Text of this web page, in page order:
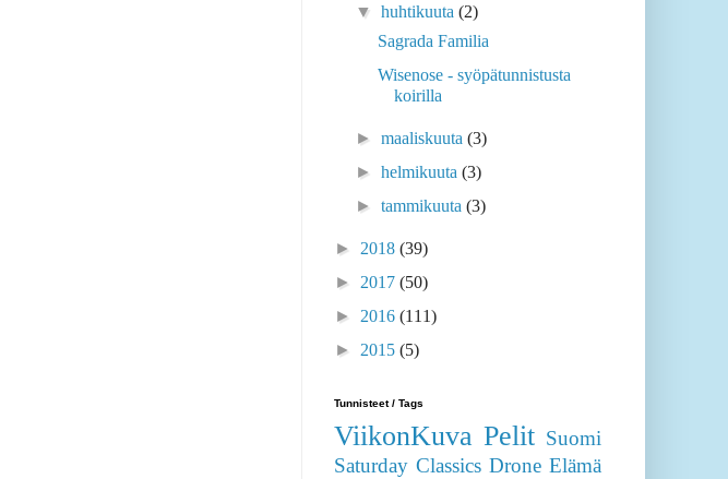
▼huhtikuuta(2)
Sagrada Familia
Wisenose - syöpätunnistusta
koirilla
►maaliskuuta(3)
►helmikuuta(3)
►tammikuuta(3)
► 2018 (39)
► 2017 (50)
► 2016 (111)
► 2015 (5)
Tunnisteet / Tags
ViikonKuva Pelit Suomi
Saturday Classics Drone Elämä